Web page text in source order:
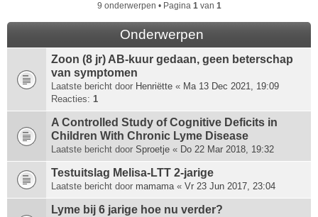
9 onderwerpen • Pagina 1van 1
Onderwerpen
Zoon (8 jr) AB-kuur gedaan, geen beterschap
van symptomen
Laatste bericht door Henriëtte « Ma 13 Dec 2021, 19:09
Reacties: 1
A Controlled Study of Cognitive Deficits in
Children With Chronic Lyme Disease
Laatste bericht door Sproetje « Do 22 Mar 2018, 19:32
Testuitslag Melisa-LTT 2-jarige
Laatste bericht door mamama« Vr 23 Jun 2017, 23:04
Lyme bij 6 jarige hoe nu verder?